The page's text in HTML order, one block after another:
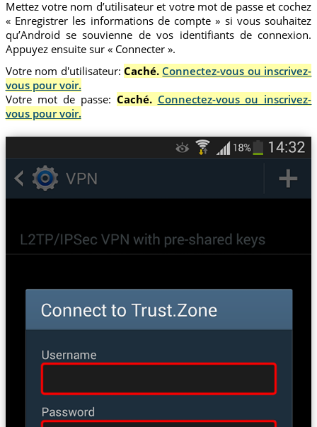
Mettez votre nom d’utilisateur et votre mot de passe et cochez
« Enregistrer les informations de compte » si vous souhaitez
qu’Android se souvienne de vos identifiants de connexion.
Appuyez ensuite sur « Connecter ».
Votre nom d'utilisateur: Caché. Connectez-vous ou inscrivez-
vous pour voir.
Votre mot de passe: Caché. Connectez-vous ou inscrivez-
vous pour voir.